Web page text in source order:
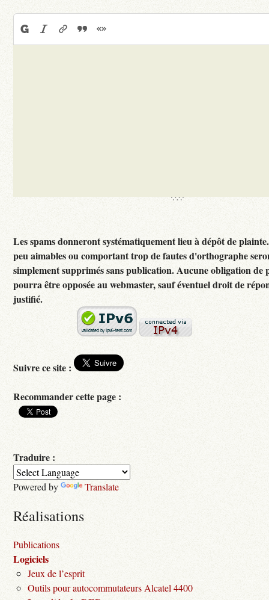
Les spams donneront systématiquement lieu à dépôt de plainte.
peu aimables ou comportant trop de fautes d'orthographe
simplement supprimés sans publication. Aucune obligation de
pourra être opposée au webmaster, sauf éventuel droit de
justifié.
Suivre ce site :
Recommander cette page :
Traduire :
Powered by Translate
Réalisations
Publications
Logiciels
Jeux de l’esprit
Outils pour autocommutateurs Alcatel 4400